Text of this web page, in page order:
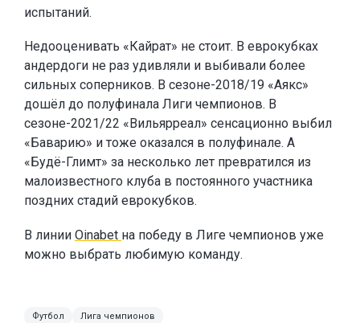
испытаний.
Недооценивать «Кайрат» не стоит. В еврокубках
андердоги не раз удивляли и выбивали более
сильных соперников. В сезоне-2018/19 «Аякс»
дошёл до полуфинала Лиги чемпионов. В
сезоне-2021/22 «Вильярреал» сенсационно выбил
«Баварию» и тоже оказался в полуфинале. А
«Будё-Глимт» за несколько лет превратился из
малоизвестного клуба в постоянного участника
поздних стадий еврокубков.
В линии Oinabet на победу в Лиге чемпионов уже
можно выбрать любимую команду.
Футбол Лига чемпионов